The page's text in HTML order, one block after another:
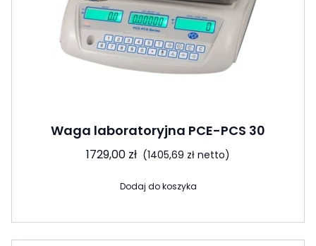
Waga laboratoryjna PCE-PCS 30
1729,00 zł (1405,69 zł netto)
Dodaj do koszyka